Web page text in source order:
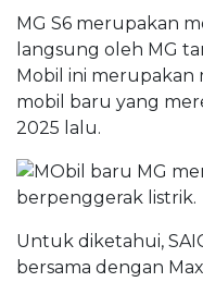
MG S6 merupakan
langsung oleh MG
Mobil ini merupakan
mobil baru yang
2025 lalu.
Untuk diketahui,
bersama dengan